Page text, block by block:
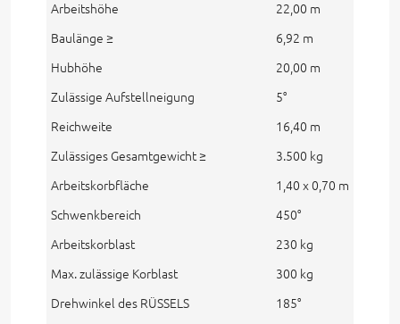
Arbeitshöhe 22,00 m
Baulänge ≥ 6,92 m
Hubhöhe 20,00 m
Zulässige Aufstellneigung 5°
Reichweite 16,40 m
Zulässiges Gesamtgewicht ≥ 3.500 kg
Arbeitskorbfläche 1,40 x 0,70 m
Schwenkbereich 450°
Arbeitskorblast 230 kg
Max. zulässige Korblast 300 kg
Drehwinkel des RÜSSELS 185°